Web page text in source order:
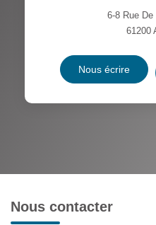
6-8 Rue
61200
Nous écrire
Nous contacter